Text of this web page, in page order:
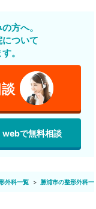
方へ。
ついて
。
webで無料相談
外科一覧 勝浦市の整形外科一